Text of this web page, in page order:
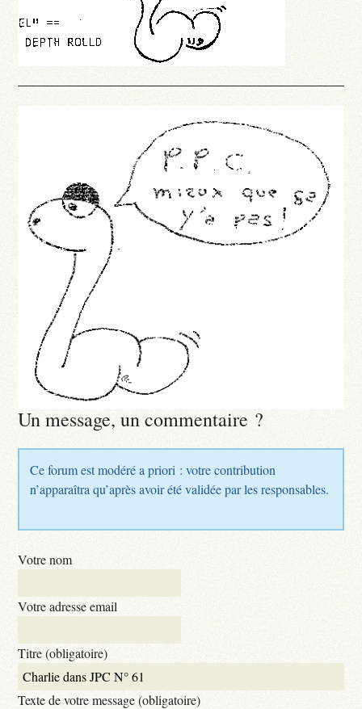
Un message, un commentaire ?
Ce forum est modéré a priori : votre contribution
n’apparaîtra qu’après avoir été validée par les responsables.
Votre nom
Votre adresse email
Titre (obligatoire)
Texte de votre message (obligatoire)